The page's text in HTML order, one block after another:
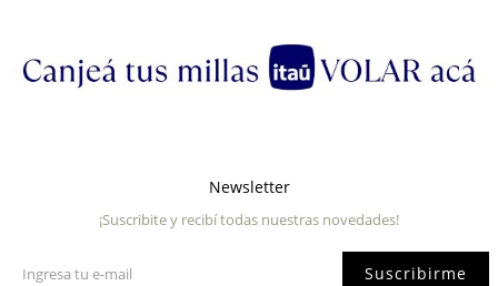
Newsletter
¡Suscribite y recibí todas nuestras novedades!
Suscribirme